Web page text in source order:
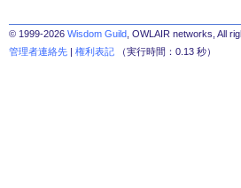
© 1999-2026 Wisdom Guild , OWLAIR networks, All
管理者連絡先 | 権利表記 （実行時間：0.13 秒）